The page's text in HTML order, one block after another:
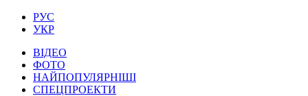
РУС
УКР
ВІДЕО
ФОТО
НАЙПОПУЛЯРНІШІ
СПЕЦПРОЕКТИ